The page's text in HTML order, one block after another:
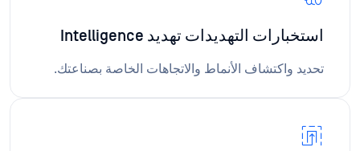
استخبارات التهديدات تهديد Intelligence
تحديد واكتشاف الأنماط والاتجاهات الخاصة بصناعتك.